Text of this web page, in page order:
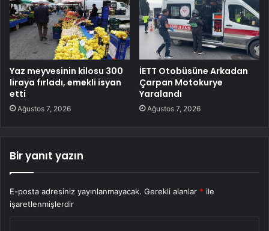
Yaz meyvesinin kilosu 300
liraya fırladı, emekli isyan
etti
Ağustos 7, 2026
İETT Otobüsüne Arkadan
Çarpan Motokurye
Yaralandı
Ağustos 7, 2026
Bir yanıt yazın
E-posta adresiniz yayınlanmayacak. Gerekli alanlar * ile
işaretlenmişlerdir